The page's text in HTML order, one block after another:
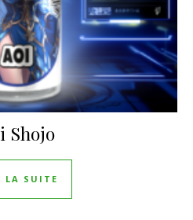
Shojo
LA SUITE